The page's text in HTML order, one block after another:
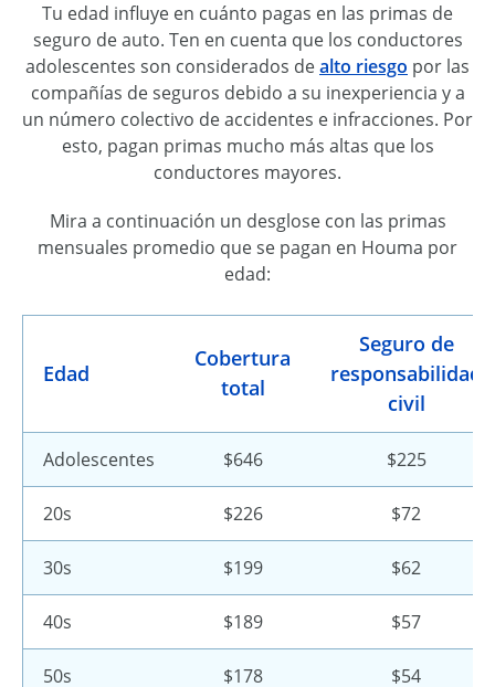
Tu edad influye en cuánto pagas en las primas de
seguro de auto. Ten en cuenta que los conductores
adolescentes son considerados dealto riesgo por las
compañías de seguros debido a su inexperiencia y a
un número colectivo de accidentes e infracciones. Por
esto, pagan primas mucho más altas que los
conductores mayores.
Mira a continuación un desglose con las primas
mensuales promedio que se pagan en Houma por
edad:
Edad
Cobertura
total
Seguro de
responsabilidad
civil
Adolescentes $646 $225
20s $226 $72
30s $199 $62
40s $189 $57
50s $178 $54